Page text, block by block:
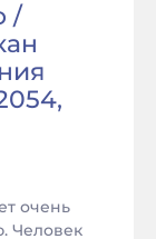
/
очень
Человек